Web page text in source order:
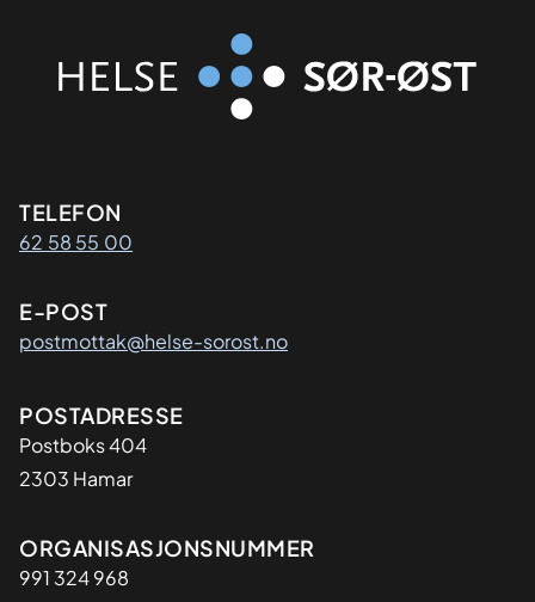
Kontaktinformasjon
TELEFON
62 58 55 00
E-POST
postmottak@helse-sorost.no
Adresse
POSTADRESSE
Postboks 404
2303 Hamar
Organisasjon
ORGANISASJONSNUMMER
991 324 968